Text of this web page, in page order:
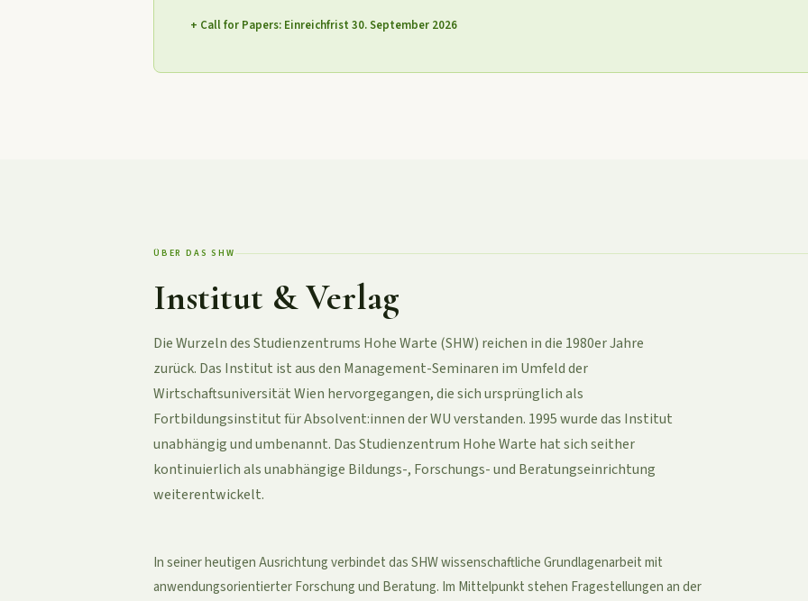
+ Call for Papers: Einreichfrist 30. September 2026
ÜBER DAS SHW
Institut & Verlag
Die Wurzeln des Studienzentrums Hohe Warte (SHW) reichen in die 1980er Jahre
zurück. Das Institut ist aus den Management-Seminaren im Umfeld der
Wirtschaftsuniversität Wien hervorgegangen, die sich ursprünglich als
Fortbildungsinstitut für Absolvent:innen der WU verstanden. 1995 wurde das Institut
unabhängig und umbenannt. Das Studienzentrum Hohe Warte hat sich seither
kontinuierlich als unabhängige Bildungs-, Forschungs- und Beratungseinrichtung
weiterentwickelt.
In seiner heutigen Ausrichtung verbindet das SHW wissenschaftliche Grundlagenarbeit mit
anwendungsorientierter Forschung und Beratung. Im Mittelpunkt stehen Fragestellungen an der